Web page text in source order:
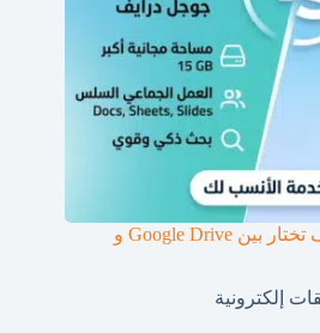
أهمية التخزين السحابي وكيف تختار بين Google Drive و
إلكترونية